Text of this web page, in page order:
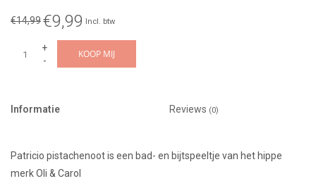
€14,99€9,99 Incl. btw
+
-
KOOP MIJ
Informatie Reviews (0)
Patricio pistachenoot is een bad- en bijtspeeltje van het hippe
merk Oli & Carol